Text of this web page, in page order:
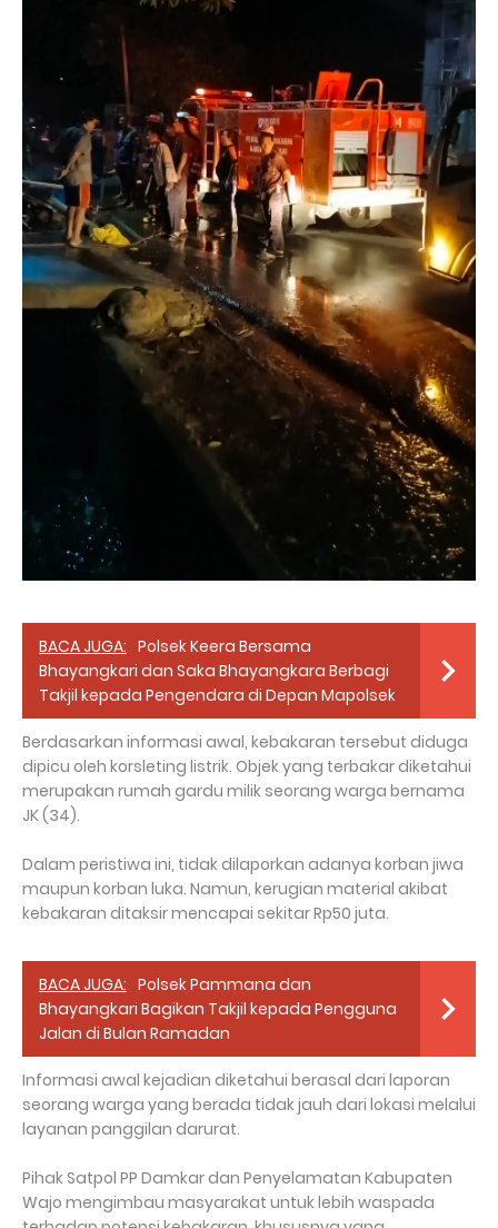
BACA JUGA: Polsek Keera Bersama
Bhayangkari dan Saka Bhayangkara Berbagi
Takjil kepada Pengendara di Depan Mapolsek
Berdasarkan informasi awal, kebakaran tersebut diduga
dipicu oleh korsleting listrik. Objek yang terbakar diketahui
merupakan rumah gardu milik seorang warga bernama
JK (34).
Dalam peristiwa ini, tidak dilaporkan adanya korban jiwa
maupun korban luka. Namun, kerugian material akibat
kebakaran ditaksir mencapai sekitar Rp50 juta.
BACA JUGA: Polsek Pammana dan
Bhayangkari Bagikan Takjil kepada Pengguna
Jalan di Bulan Ramadan
Informasi awal kejadian diketahui berasal dari laporan
seorang warga yang berada tidak jauh dari lokasi melalui
layanan panggilan darurat.
Pihak Satpol PP Damkar dan Penyelamatan Kabupaten
Wajo mengimbau masyarakat untuk lebih waspada